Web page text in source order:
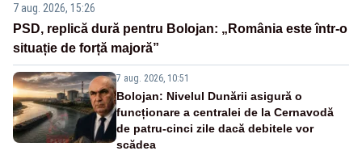
7 aug. 2026, 15:26
PSD, replică dură pentru Bolojan: „România este într-o
situație de forță majoră”
7 aug. 2026, 10:51
Bolojan: Nivelul Dunării asigură o
funcționare a centralei de la Cernavodă
de patru-cinci zile dacă debitele vor
scădea